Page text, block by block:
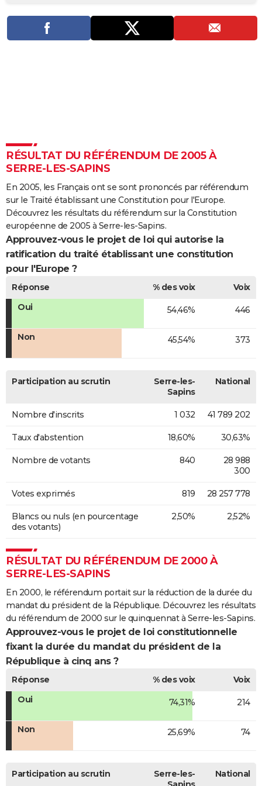
PHOTO
GUIDES D'ACHAT
COPAINS D'AVANT
FORUM
Bricolage
Lifestyle
Culture
Sport
Auto
Television
Voyage
Cinema
RÉSULTAT DU RÉFÉRENDUM DE 2005 À
SERRE-LES-SAPINS
En 2005, les Français ont se sont prononcés par référendum
sur le Traité établissant une Constitution pour l'Europe.
Découvrez les résultats du référendum sur la Constitution
européenne de 2005 à Serre-les-Sapins.
Approuvez-vous le projet de loi qui autorise la
ratification du traité établissant une constitution
pour l'Europe ?
Réponse % des voix
Voix
Oui
54,46% 446
Non 45,54% 373
Participation au scrutin
Serre-les-
Sapins
National
Nombre d'inscrits 1 032 41 789 202
Taux d'abstention 18,60% 30,63%
Nombre de votants 840
28 988
300
Votes exprimés 819 28 257 778
Blancs ou nuls (en pourcentage
des votants)
2,50% 2,52%
RÉSULTAT DU RÉFÉRENDUM DE 2000 À
SERRE-LES-SAPINS
En 2000, le référendum portait sur la réduction de la durée du
mandat du président de la République. Découvrez les résultats
du référendum de 2000 sur le quinquennat à Serre-les-Sapins.
Approuvez-vous le projet de loi constitutionnelle
fixant la durée du mandat du président de la
République à cinq ans ?
Réponse % des voix
Voix
Oui
74,31% 214
Non 25,69% 74
Participation au scrutin
Serre-les-
National